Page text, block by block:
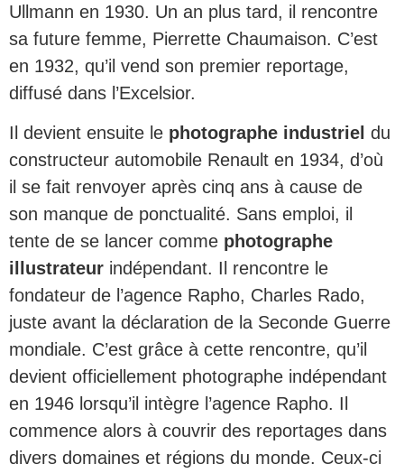
Ullmann en 1930. Un an plus tard, il rencontre
sa future femme, Pierrette Chaumaison. C’est
en 1932, qu’il vend son premier reportage,
diffusé dans l’Excelsior.
Il devient ensuite le photographe industriel du
constructeur automobile Renault en 1934, d’où
il se fait renvoyer après cinq ans à cause de
son manque de ponctualité. Sans emploi, il
tente de se lancer comme photographe
illustrateur indépendant. Il rencontre le
fondateur de l’agence Rapho, Charles Rado,
juste avant la déclaration de la Seconde Guerre
mondiale. C’est grâce à cette rencontre, qu’il
devient officiellement photographe indépendant
en 1946 lorsqu’il intègre l’agence Rapho. Il
commence alors à couvrir des reportages dans
divers domaines et régions du monde. Ceux-ci